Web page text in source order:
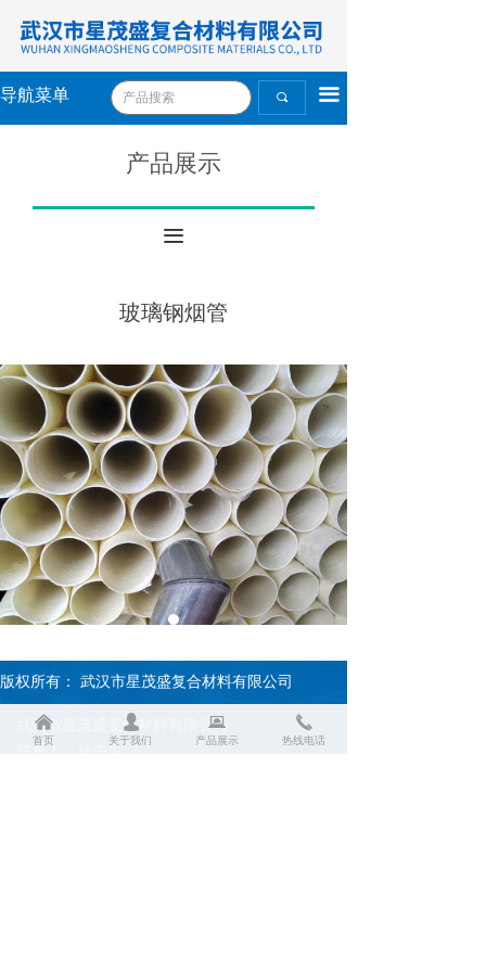
끠 끀
导航菜单
끀
产品展示
玻璃钢烟管
武汉市星茂盛复合材料有限公司
联系人：杨先生
版权所有： 武汉市星茂盛复合材料有限公司
낀
首页
넙
关于我们
뀵
产品展示
끅
热线电话